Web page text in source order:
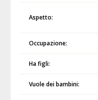
Aspetto:
Occupazione:
Ha figli:
Vuole dei bambini: